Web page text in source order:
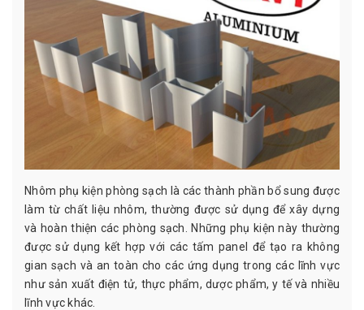
Nhôm phụ kiện phòng sạch là các thành phần bổ sung được
làm từ chất liệu nhôm, thường được sử dụng để xây dựng
và hoàn thiện các phòng sạch. Những phụ kiện này thường
được sử dụng kết hợp với các tấm panel để tạo ra không
gian sạch và an toàn cho các ứng dụng trong các lĩnh vực
như sản xuất điện tử, thực phẩm, dược phẩm, y tế và nhiều
lĩnh vực khác.